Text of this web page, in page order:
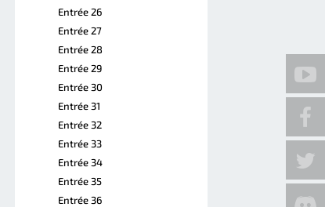
Entrée 26
Entrée 27
Entrée 28
Entrée 29
Entrée 30
Entrée 31
Entrée 32
Entrée 33
Entrée 34
Entrée 35
Entrée 36